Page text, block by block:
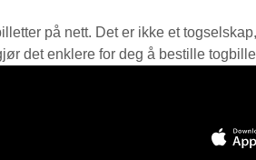
på nett. Det er ikke et
det enklere for deg å bestille